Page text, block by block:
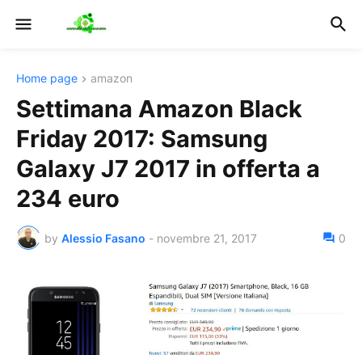
Home page amazon
Settimana Amazon Black
Friday 2017: Samsung
Galaxy J7 2017 in offerta a
234 euro
by Alessio Fasano - novembre 21, 2017 0